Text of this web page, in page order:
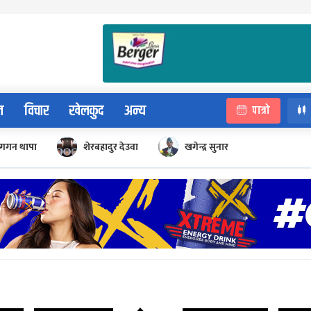
विचार खेलकुद अन्य पात्रो
गगन थापा शेरबहादुर देउवा खगेन्द्र सुनार